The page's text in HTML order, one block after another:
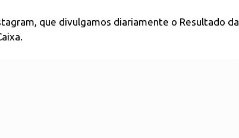
que divulgamos diariamente o Resultado da